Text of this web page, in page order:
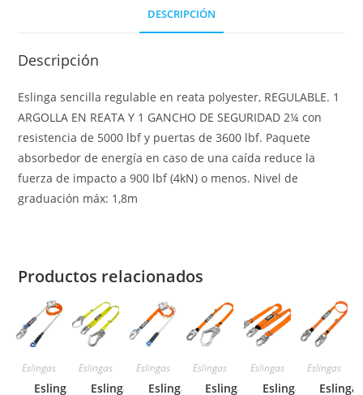
DESCRIPCIÓN
Descripción
Eslinga sencilla regulable en reata polyester, REGULABLE. 1
ARGOLLA EN REATA Y 1 GANCHO DE SEGURIDAD 2¼ con
resistencia de 5000 lbf y puertas de 3600 lbf. Paquete
absorbedor de energía en caso de una caída reduce la
fuerza de impacto a 900 lbf (4kN) o menos. Nivel de
graduación máx: 1,8m
Productos relacionados
Eslingas
Eslinga de
Eslingas
Eslinga de
Eslingas
Eslinga de
Eslingas
Eslinga de
Eslingas
Eslinga de
Eslingas
Eslinga